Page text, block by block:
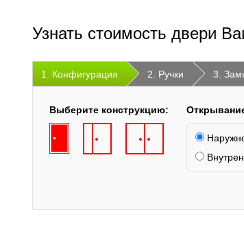
Узнать стоимость двери
1. Конфигурация 2. Ручки 3.
Выберите конструкцию: